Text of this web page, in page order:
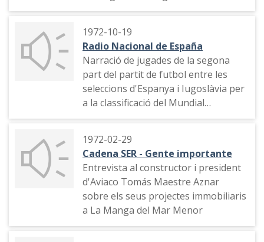
feina
1972-10-19
Radio Nacional de España
Narració de jugades de la segona
part del partit de futbol entre les
seleccions d'Espanya i Iugoslàvia per
a la classificació del Mundial
d'Alemanya Federal de 1974 (El partit
1972-02-29
Cadena SER - Gente importante
Entrevista al constructor i president
d'Aviaco Tomás Maestre Aznar
sobre els seus projectes immobiliaris
a La Manga del Mar Menor